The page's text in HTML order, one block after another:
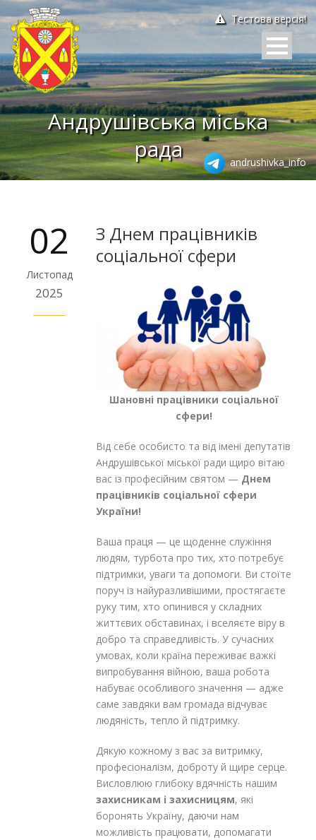
Тестова версія!
Андрушівська міська
рада
andrushivka_info
02
Листопад
2025
З Днем працівників
соціальної сфери
Шановні працівники соціальної
сфери!
Від себе особисто та від імені депутатів
Андрушівської міської ради щиро вітаю
вас із професійним святом — Днем
працівників соціальної сфери
України!
Ваша праця — це щоденне служіння
людям, турбота про тих, хто потребує
підтримки, уваги та допомоги. Ви стоїте
поруч із найуразливішими, простягаєте
руку тим, хто опинився у складних
життєвих обставинах, і вселяєте віру в
добро та справедливість. У сучасних
умовах, коли країна переживає важкі
випробування війною, ваша робота
набуває особливого значення — адже
саме завдяки вам громада відчуває
людяність, тепло й підтримку.
Дякую кожному з вас за витримку,
професіоналізм, доброту й щире серце.
Висловлюю глибоку вдячність нашим
захисникам і захисницям, які
боронять Україну, даючи нам
можливість працювати, допомагати